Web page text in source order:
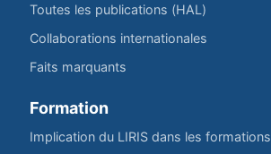
Toutes les publications (HAL)
Collaborations internationales
Faits marquants
Formation
Implication du LIRIS dans les formations